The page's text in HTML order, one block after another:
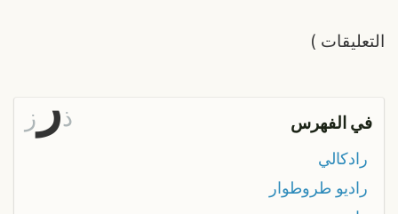
التعليقات )
في الفهرس ذر ز
رادكالي
راديو طروطوار